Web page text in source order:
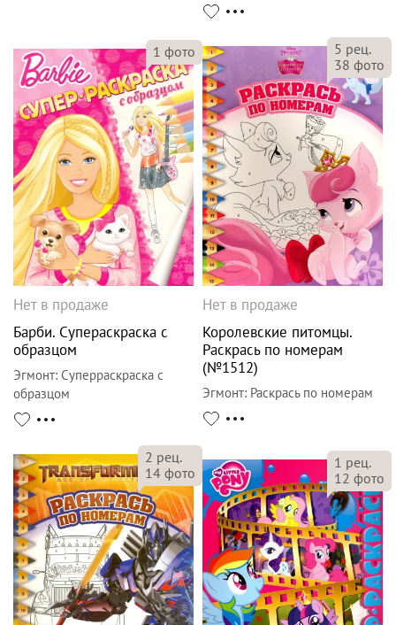
1 фото
Нет в продаже
Барби. Супераскраска с
образцом
Эгмонт: Суперраскраска с
образцом
5 рец.
38 фото
Нет в продаже
Королевские питомцы.
Раскрась по номерам
(№1512)
Эгмонт: Раскрась по номерам
2 рец.
14 фото
1 рец.
12 фото